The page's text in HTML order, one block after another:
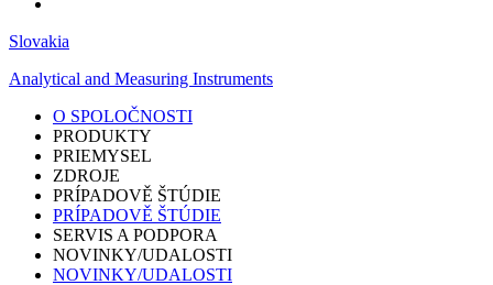
Slovakia
Analytical and Measuring Instruments
O SPOLOČNOSTI
PRODUKTY
PRIEMYSEL
ZDROJE
PRÍPADOVĚ ŠTÚDIE
PRÍPADOVĚ ŠTÚDIE
SERVIS A PODPORA
NOVINKY/UDALOSTI
NOVINKY/UDALOSTI